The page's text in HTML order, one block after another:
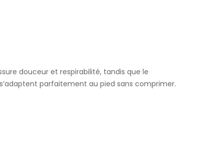
douceur et respirabilité, tandis que le
parfaitement au pied sans comprimer.